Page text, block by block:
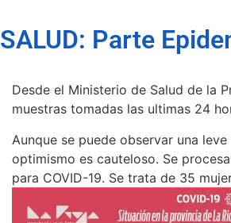
SALUD: Parte
Desde el Ministerio de Salud de la
muestras tomadas las ultimas 24
Aunque se puede observar una
optimismo es cauteloso. Se
para COVID-19. Se trata de 35